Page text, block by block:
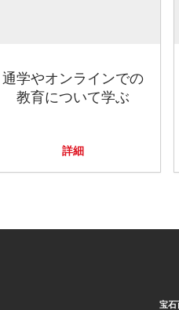
通学やオンラインでの
教育について学ぶ
詳細
宝石